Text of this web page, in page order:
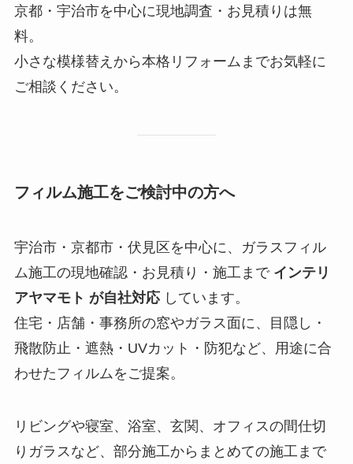
京都・宇治市を中心に現地調査・お見積りは無
料。
小さな模様替えから本格リフォームまでお気軽に
ご相談ください。
フィルム施工をご検討中の方へ
宇治市・京都市・伏見区を中心に、ガラスフィル
ム施工の現地確認・お見積り・施工まで インテリ
アヤマモト が自社対応しています。
住宅・店舗・事務所の窓やガラス面に、目隠し・
飛散防止・遮熱・UVカット・防犯など、用途に合
わせたフィルムをご提案。
リビングや寝室、浴室、玄関、オフィスの間仕切
りガラスなど、部分施工からまとめての施工まで